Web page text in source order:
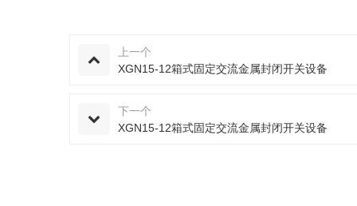
上一个
XGN15-12箱式固定交流金属封闭开关设备
下一个
XGN15-12箱式固定交流金属封闭开关设备